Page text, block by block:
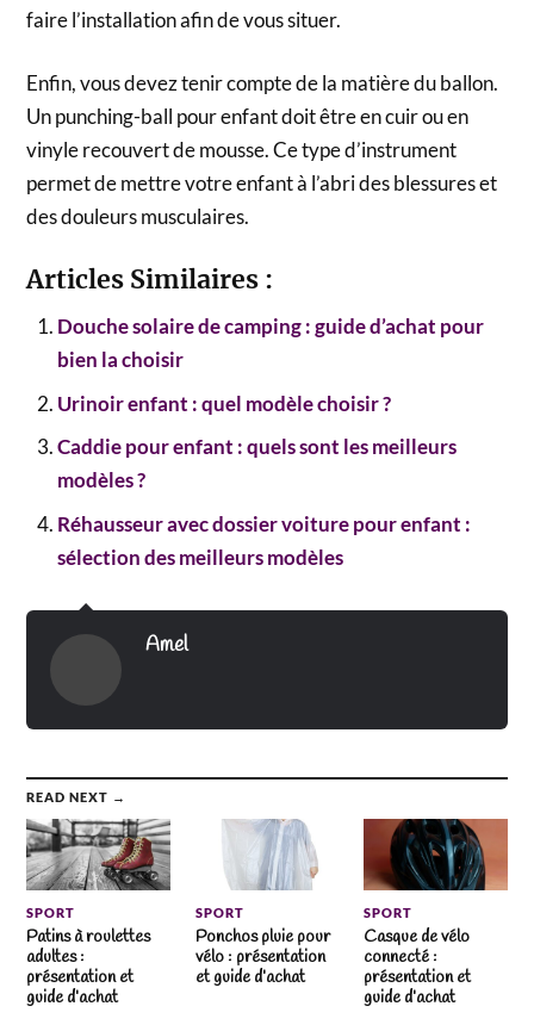
faire l’installation afin de vous situer.
Enfin, vous devez tenir compte de la matière du ballon.
Un punching-ball pour enfant doit être en cuir ou en
vinyle recouvert de mousse. Ce type d’instrument
permet de mettre votre enfant à l’abri des blessures et
des douleurs musculaires.
Articles Similaires :
Douche solaire de camping : guide d’achat pour
bien la choisir
Urinoir enfant : quel modèle choisir ?
Caddie pour enfant : quels sont les meilleurs
modèles ?
Réhausseur avec dossier voiture pour enfant :
sélection des meilleurs modèles
Amel
READ NEXT →
SPORT
Patins à roulettes
adultes :
présentation et
guide d’achat
SPORT
Ponchos pluie pour
vélo : présentation
et guide d’achat
SPORT
Casque de vélo
connecté :
présentation et
guide d’achat